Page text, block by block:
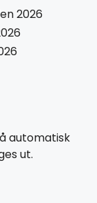
2026
automatisk
ut.